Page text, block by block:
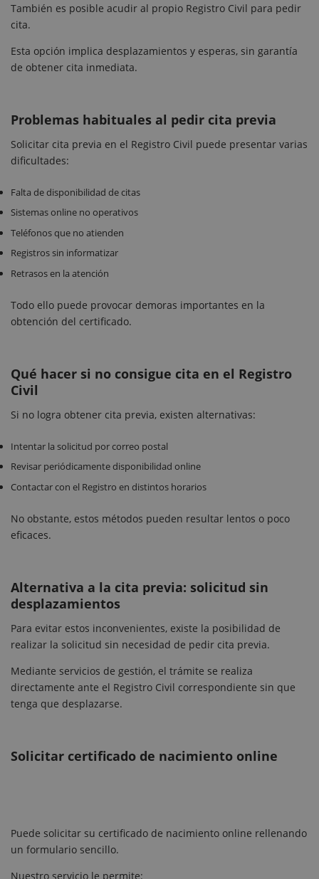
También es posible acudir al propio Registro Civil para pedir
cita.
Esta opción implica desplazamientos y esperas, sin garantía
de obtener cita inmediata.
Problemas habituales al pedir cita previa
Solicitar cita previa en el Registro Civil puede presentar varias
dificultades:
Falta de disponibilidad de citas
Sistemas online no operativos
Teléfonos que no atienden
Registros sin informatizar
Retrasos en la atención
Todo ello puede provocar demoras importantes en la
obtención del certificado.
Qué hacer si no consigue cita en el Registro
Civil
Si no logra obtener cita previa, existen alternativas:
Intentar la solicitud por correo postal
Revisar periódicamente disponibilidad online
Contactar con el Registro en distintos horarios
No obstante, estos métodos pueden resultar lentos o poco
eficaces.
Alternativa a la cita previa: solicitud sin
desplazamientos
Para evitar estos inconvenientes, existe la posibilidad de
realizar la solicitud sin necesidad de pedir cita previa.
Mediante servicios de gestión, el trámite se realiza
directamente ante el Registro Civil correspondiente sin que
tenga que desplazarse.
Solicitar certificado de nacimiento online
Puede solicitar su certificado de nacimiento online rellenando
un formulario sencillo.
Nuestro servicio le permite: